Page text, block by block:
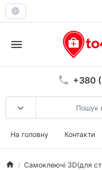
+380
На головну Контакти
Самоклеючі 3D(для